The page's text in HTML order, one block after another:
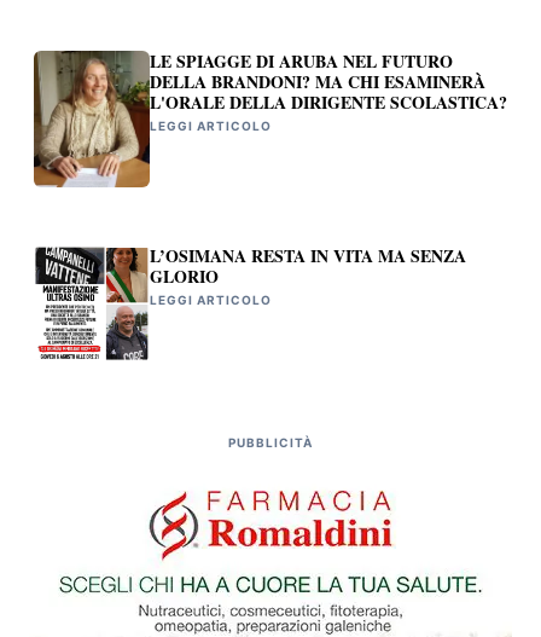
LE SPIAGGE DI ARUBA NEL FUTURO
DELLA BRANDONI? MA CHI ESAMINERÀ
L'ORALE DELLA DIRIGENTE SCOLASTICA?
LEGGI ARTICOLO
L’OSIMANA RESTA IN VITA MA SENZA
GLORIO
LEGGI ARTICOLO
PUBBLICITÀ